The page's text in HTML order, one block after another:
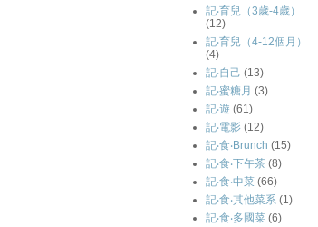
記‧育兒（3歲-4歲）
(12)
記‧育兒（4-12個月）
(4)
記‧自己 (13)
記‧蜜糖月 (3)
記‧遊 (61)
記‧電影 (12)
記‧食‧Brunch (15)
記‧食‧下午茶 (8)
記‧食‧中菜 (66)
記‧食‧其他菜系 (1)
記‧食‧多國菜 (6)